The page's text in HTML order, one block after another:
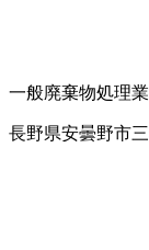
一般廃棄物処理業
長野県安曇野市